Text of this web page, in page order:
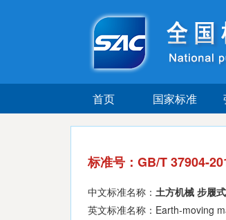
首页 国家标准
标准号：GB/T 37904-
中文标准名称： 土方机械 步履
英文标准名称：Earth-moving